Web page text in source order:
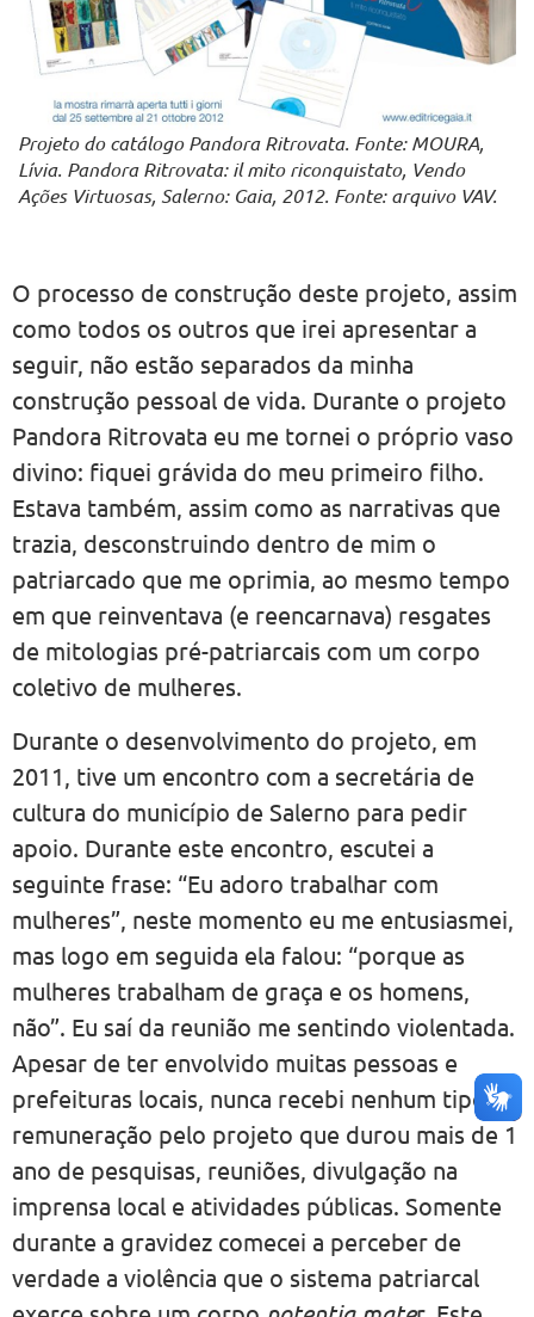
Projeto do catálogo Pandora Ritrovata. Fonte: MOURA,
Lívia. Pandora Ritrovata: il mito riconquistato, Vendo
Ações Virtuosas, Salerno: Gaia, 2012. Fonte: arquivo VAV.
O processo de construção deste projeto, assim
como todos os outros que irei apresentar a
seguir, não estão separados da minha
construção pessoal de vida. Durante o projeto
Pandora Ritrovata eu me tornei o próprio vaso
divino: fiquei grávida do meu primeiro filho.
Estava também, assim como as narrativas que
trazia, desconstruindo dentro de mim o
patriarcado que me oprimia, ao mesmo tempo
em que reinventava (e reencarnava) resgates
de mitologias pré-patriarcais com um corpo
coletivo de mulheres.
Durante o desenvolvimento do projeto, em
2011, tive um encontro com a secretária de
cultura do município de Salerno para pedir
apoio. Durante este encontro, escutei a
seguinte frase: “Eu adoro trabalhar com
mulheres”, neste momento eu me entusiasmei,
mas logo em seguida ela falou: “porque as
mulheres trabalham de graça e os homens,
não”. Eu saí da reunião me sentindo violentada.
Apesar de ter envolvido muitas pessoas e
prefeituras locais, nunca recebi nenhum tipo de
remuneração pelo projeto que durou mais de 1
ano de pesquisas, reuniões, divulgação na
imprensa local e atividades públicas. Somente
durante a gravidez comecei a perceber de
verdade a violência que o sistema patriarcal